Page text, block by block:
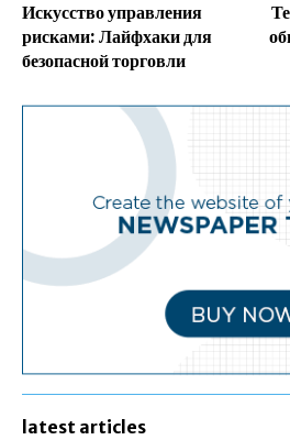
Искусство управления
рисками: Лайфхаки для
безопасной торговли
latest articles